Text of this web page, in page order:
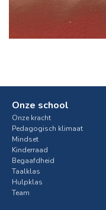
Onze school
Onze kracht
Pedagogisch klimaat
Mindset
Kinderraad
Begaafdheid
Taalklas
Hulpklas
Team